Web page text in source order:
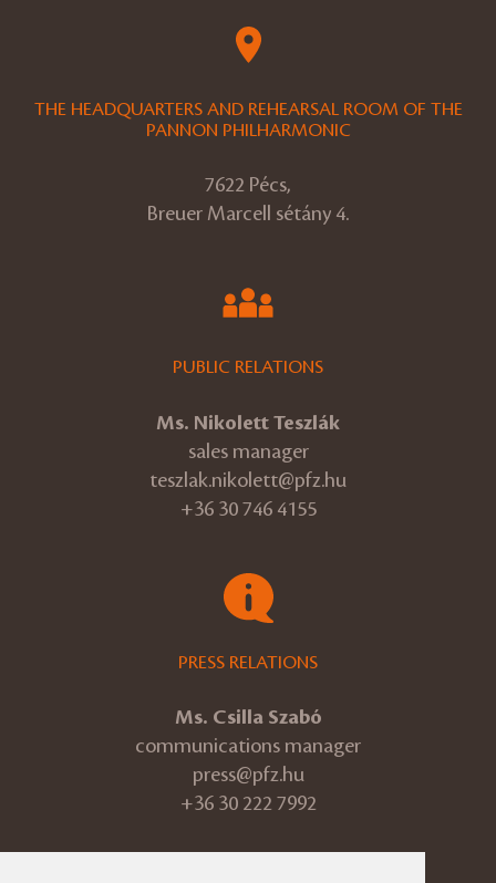
THE HEADQUARTERS AND REHEARSAL ROOM OF THE
PANNON PHILHARMONIC
7622 Pécs,
Breuer Marcell sétány 4.
PUBLIC RELATIONS
Ms. Nikolett Teszlák
sales manager
teszlak.nikolett@pfz.hu
+36 30 746 4155
PRESS RELATIONS
Ms. Csilla Szabó
communications manager
press@pfz.hu
+36 30 222 7992